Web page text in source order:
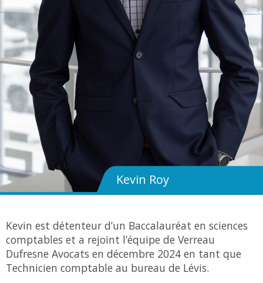
Kevin Roy
Kevin est détenteur d’un Baccalauréat en sciences
comptables et a rejoint l’équipe de Verreau
Dufresne Avocats en décembre 2024 en tant que
Technicien comptable au bureau de Lévis.